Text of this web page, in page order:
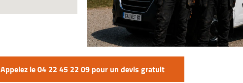
Appelez le 04 22 45 22 09 pour un devis gratuit